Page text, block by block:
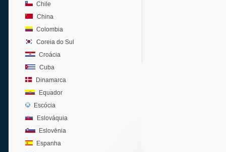
Chile
China
Colombia
Coreia do Sul
Croácia
Cuba
Dinamarca
Equador
Escócia
Eslováquia
Eslovênia
Espanha